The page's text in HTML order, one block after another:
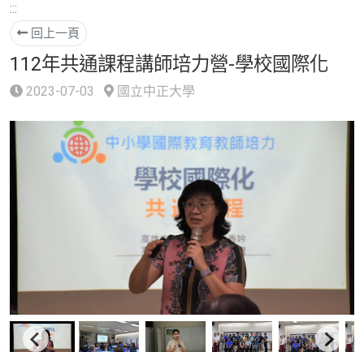
:::
回上一頁
112年共通課程講師培力營-學校國際化
2023-07-03 國立中正大學